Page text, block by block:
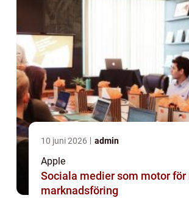
10 juni 2026 admin
Apple
Sociala medier som motor för
marknadsföring